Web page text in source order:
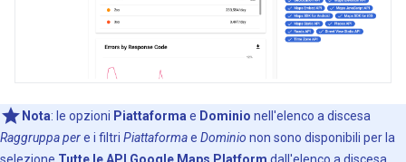
Nota: le opzioni Piattaforma e Dominio nell'elenco a discesa
Raggruppa pere i filtri Piattaformae Dominio non sono disponibili per la